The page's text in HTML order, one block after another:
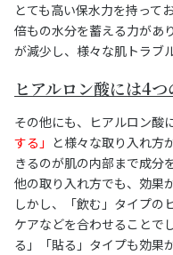
とても高い保水力を持って
倍もの水分を蓄える力があ
が減少し、様々な肌トラブ
ヒアルロン酸には4
その他にも、ヒアルロン酸
する」 と様々な取り入れ方
きるのが肌の内部まで成分
他の取り入れ方でも、効果
しかし、「飲む」タイプの
ケアなどを合わせることで
る」「貼る」タイプも効果